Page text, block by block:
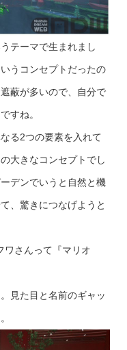
テーマで生まれまし
うコンセプトだったの
蔽が多いので、自分で
すね。
る2つの要素を入れて
大きなコンセプトでし
デンでいうと自然と機
、驚きにつなげようと
さんって『マリオ
見た目と名前のギャッ